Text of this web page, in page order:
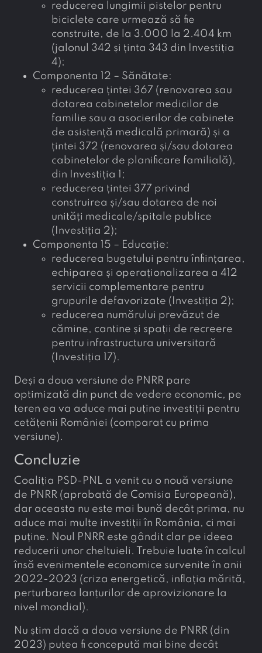
reducerea lungimii pistelor pentru
biciclete care urmează să fie
construite, de la 3.000 la 2.404 km
(jalonul 342 și ținta 343 din Investiția
4);
Componenta 12 – Sănătate:
reducerea țintei 367 (renovarea sau
dotarea cabinetelor medicilor de
familie sau a asocierilor de cabinete
de asistență medicală primară) și a
țintei 372 (renovarea și/sau dotarea
cabinetelor de planificare familială),
din Investiția 1;
reducerea țintei 377 privind
construirea și/sau dotarea de noi
unități medicale/spitale publice
(Investiția 2);
Componenta 15 – Educație:
reducerea bugetului pentru înființarea,
echiparea și operaționalizarea a 412
servicii complementare pentru
grupurile defavorizate (Investiția 2);
reducerea numărului prevăzut de
cămine, cantine și spații de recreere
pentru infrastructura universitară
(Investiția 17).
Deși a doua versiune de PNRR pare
optimizată din punct de vedere economic, pe
teren ea va aduce mai puține investiții pentru
cetățenii României (comparat cu prima
versiune).
Concluzie
Coaliția PSD-PNL a venit cu o nouă versiune
de PNRR (aprobată de Comisia Europeană),
dar aceasta nu este mai bună decât prima, nu
aduce mai multe investiții în România, ci mai
puține. Noul PNRR este gândit clar pe ideea
reducerii unor cheltuieli. Trebuie luate în calcul
însă evenimentele economice survenite în anii
2022-2023 (criza energetică, inflația mărită,
perturbarea lanțurilor de aprovizionare la
nivel mondial).
Nu știm dacă a doua versiune de PNRR (din
2023) putea fi concepută mai bine decât